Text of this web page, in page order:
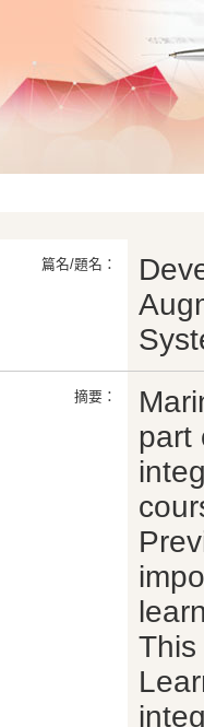
篇名/題名：
摘要：
part
This